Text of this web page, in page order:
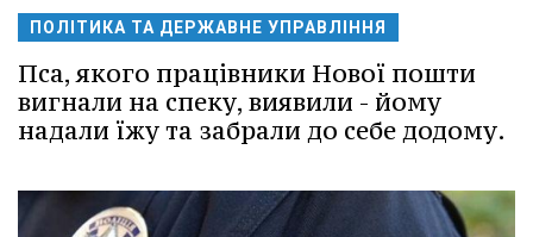
ПОЛІТИКА ТА ДЕРЖАВНЕ УПРАВЛІННЯ
Пса, якого працівники Нової пошти
вигнали на спеку, виявили - йому
надали їжу та забрали до себе додому.